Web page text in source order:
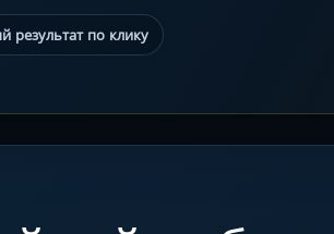
результат по клику